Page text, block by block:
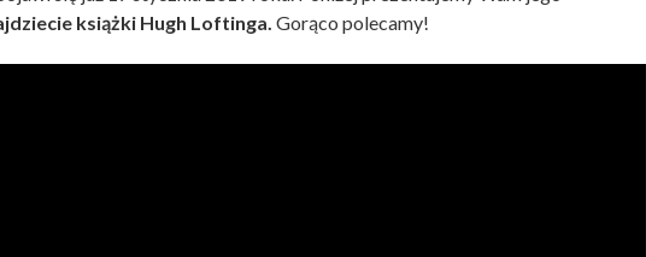
książki Hugh Loftinga. Gorąco polecamy!